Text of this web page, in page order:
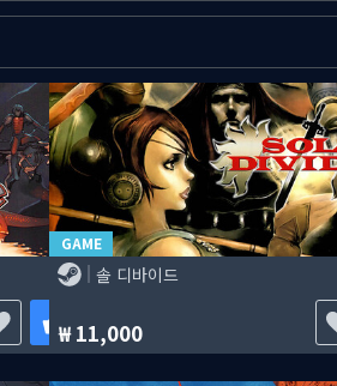
GAME
솔 디바이드
11,000